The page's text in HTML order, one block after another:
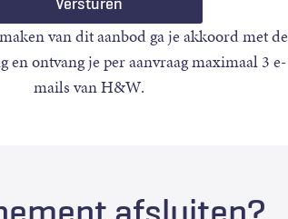
van dit aanbod ga je akkoord met de
en ontvang je per aanvraag maximaal 3 e-
mails van H&W.